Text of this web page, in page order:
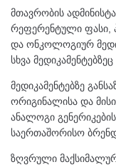
მთავრობის
რეფერენტული ფასი,
და ონკოლოგიურ
სხვა
მედიკამენტებზე
ორიგინალისა და მისი
ანალოგი
საერთაშორისო
ზღვრული